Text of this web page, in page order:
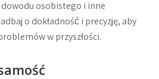
osobistego i inne
o dokładność i precyzję, aby
w przyszłości.